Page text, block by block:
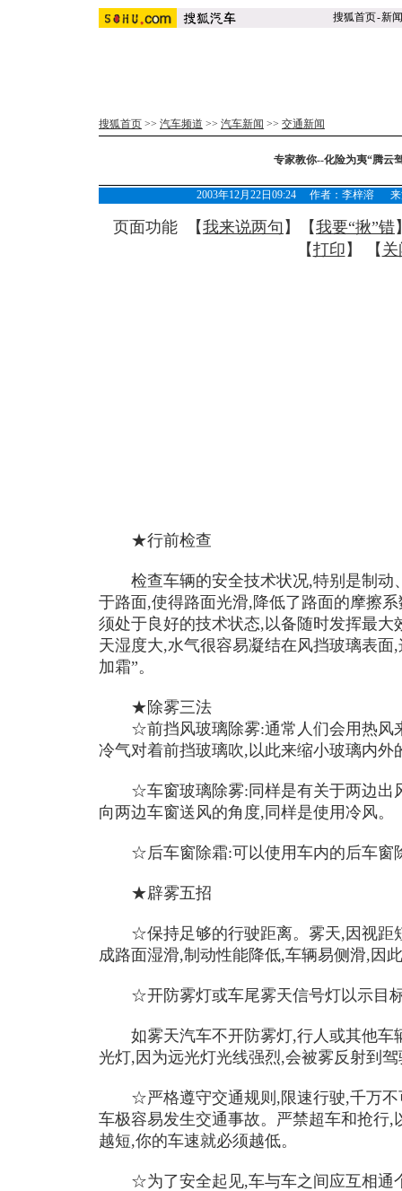
搜狐首页-新闻
搜狐首页 >> 汽车频道 >> 汽车新闻 >> 交通新闻
专家教你--化险为夷“腾云
2003年12月22日09:24 作者：李梓溶 来
页面功能 【我来说两句 】【我要“揪”错
【打印 】 【 关
★行前检查
检查车辆的安全技术状况,特别是制动
于路面,使得路面光滑,降低了路面的摩擦
须处于良好的技术状态,以备随时发挥最
天湿度大,水气很容易凝结在风挡玻璃表面
加霜”。
★除雾三法
☆前挡风玻璃除雾:通常人们会用热风
冷气对着前挡玻璃吹,以此来缩小玻璃内
☆车窗玻璃除雾:同样是有关于两边出
向两边车窗送风的角度,同样是使用冷风。
☆后车窗除霜:可以使用车内的后车窗
★辟雾五招
☆保持足够的行驶距离。雾天,因视距
成路面湿滑,制动性能降低,车辆易侧滑,因
☆开防雾灯或车尾雾天信号灯以示目
如雾天汽车不开防雾灯,行人或其他车
光灯,因为远光灯光线强烈,会被雾反射到
☆严格遵守交通规则,限速行驶,千万不
车极容易发生交通事故。严禁超车和抢行
越短,你的车速就必须越低。
☆为了安全起见,车与车之间应互相通